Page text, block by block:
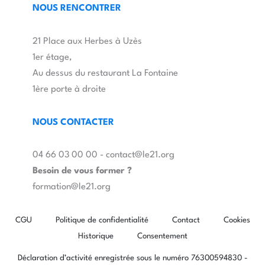
NOUS RENCONTRER
21 Place aux Herbes à Uzès
1er étage,
Au dessus du restaurant La Fontaine
1ère porte à droite
NOUS CONTACTER
04 66 03 00 00 - contact@le21.org
Besoin de vous former ?
formation@le21.org
CGU Politique de confidentialité Contact Cookies
Historique Consentement
Déclaration d’activité enregistrée sous le numéro 76300594830 -